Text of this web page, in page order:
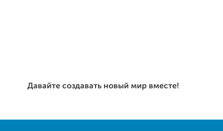
Давайте создавать новый мир вместе!